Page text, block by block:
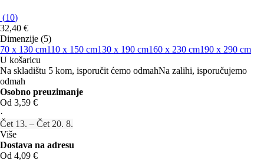
(10)
32,40 €
Dimenzije (5)
70 x 130 cm110 x 150 cm130 x 190 cm160 x 230 cm190 x 290 cm
U košaricu
Na skladištu 5 kom, isporučit ćemo odmahNa zalihi, isporučujemo
odmah
Osobno preuzimanje
Od 3,59 €
·
Čet 13. – Čet 20. 8.
Više
Dostava na adresu
Od 4,09 €